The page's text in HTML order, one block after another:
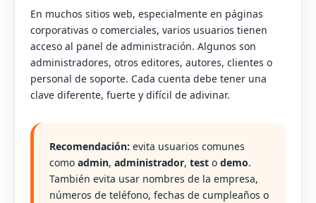
En muchos sitios web, especialmente en páginas
corporativas o comerciales, varios usuarios tienen
acceso al panel de administración. Algunos son
administradores, otros editores, autores, clientes o
personal de soporte. Cada cuenta debe tener una
clave diferente, fuerte y difícil de adivinar.
Recomendación: evita usuarios comunes
como admin, administrador, test o demo.
También evita usar nombres de la empresa,
números de teléfono, fechas de cumpleaños o